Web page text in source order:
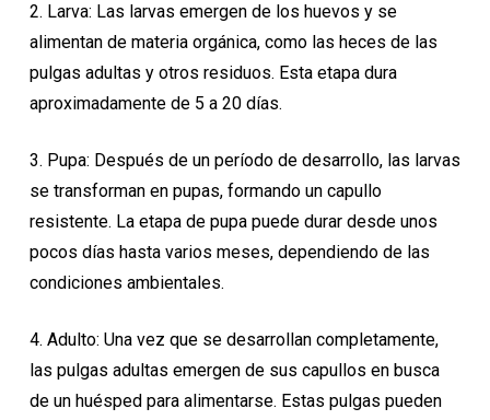
2. Larva: Las larvas emergen de los huevos y se
alimentan de materia orgánica, como las heces de las
pulgas adultas y otros residuos. Esta etapa dura
aproximadamente de 5 a 20 días.
3. Pupa: Después de un período de desarrollo, las larvas
se transforman en pupas, formando un capullo
resistente. La etapa de pupa puede durar desde unos
pocos días hasta varios meses, dependiendo de las
condiciones ambientales.
4. Adulto: Una vez que se desarrollan completamente,
las pulgas adultas emergen de sus capullos en busca
de un huésped para alimentarse. Estas pulgas pueden